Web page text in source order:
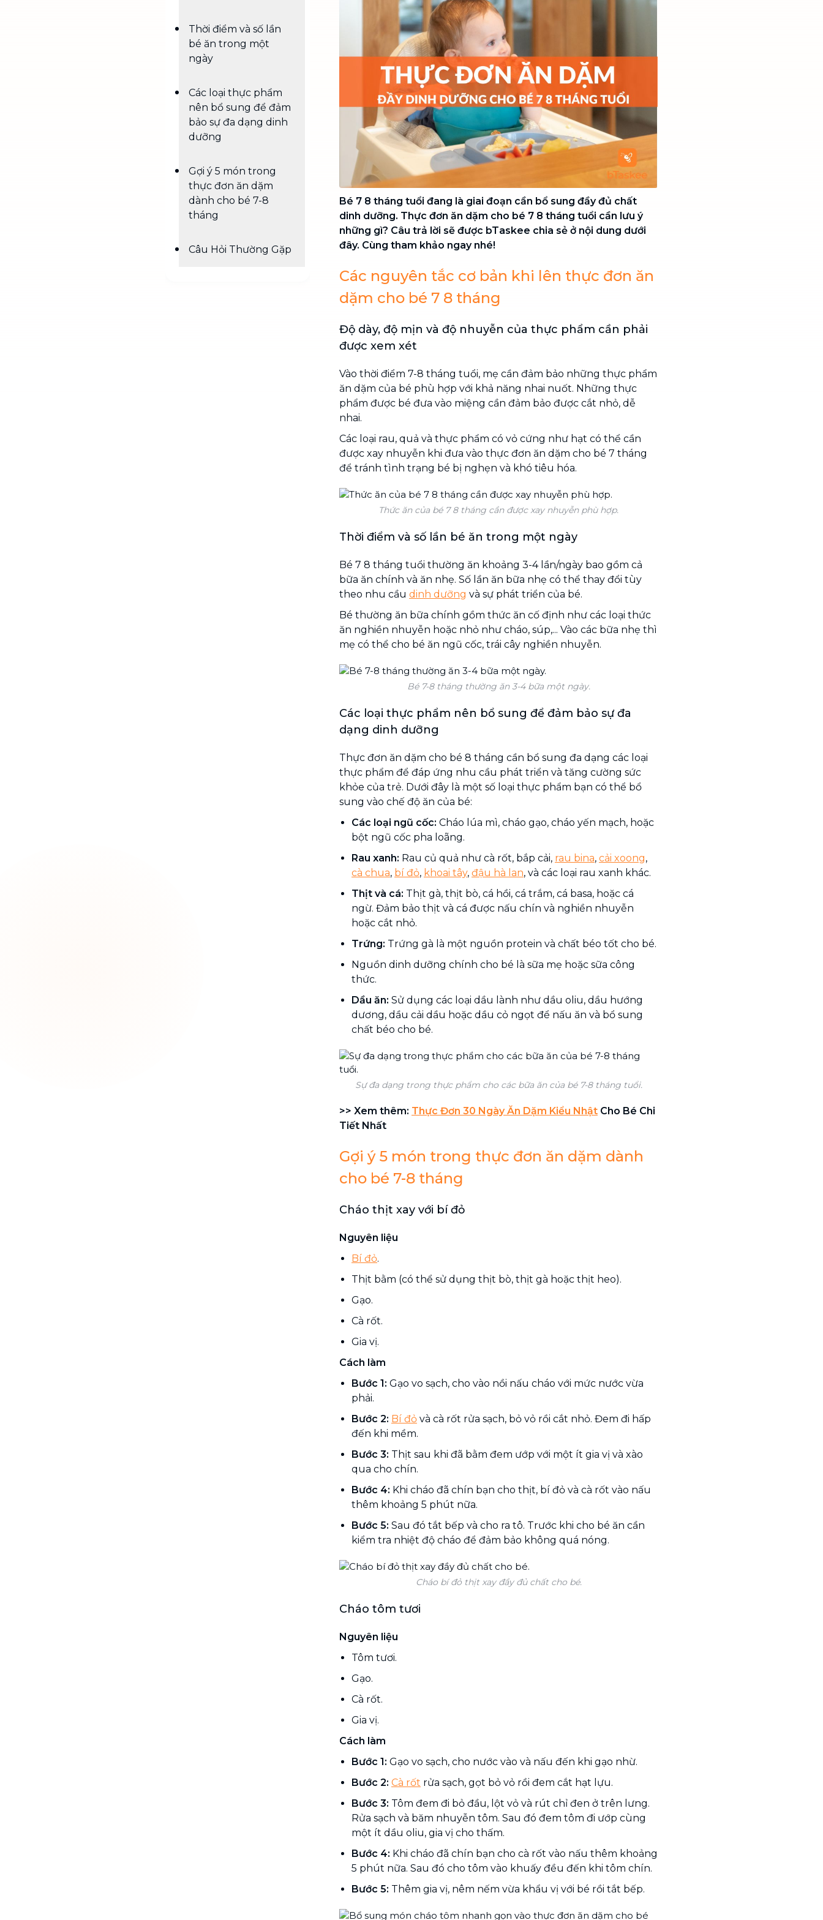
Chuyển nhà trọn gói, không lo dọn
dẹp nơi đi nơi đến
Vệ sinh công nghiệp NEW
Vệ sinh chuyên nghiệp cho văn
phòng, nhà xưởng, công trình lớn
Thời điểm và số lần
bé ăn trong một
ngày
Các loại thực phẩm
nên bổ sung để đảm
bảo sự đa dạng dinh
dưỡng
Gợi ý 5 món trong
thực đơn ăn dặm
dành cho bé 7-8
tháng
Câu Hỏi Thường Gặp
Bé 7 8 tháng tuổi đang là giai đoạn cần bổ sung đầy đủ chất
dinh dưỡng. Thực đơn ăn dặm cho bé 7 8 tháng tuổi cần lưu ý
những gì? Câu trả lời sẽ được bTaskee chia sẻ ở nội dung dưới
đây. Cùng tham khảo ngay nhé!
Các nguyên tắc cơ bản khi lên thực đơn ăn
dặm cho bé 7 8 tháng
Độ dày, độ mịn và độ nhuyễn của thực phẩm cần phải
được xem xét
Vào thời điểm 7-8 tháng tuổi, mẹ cần đảm bảo những thực phẩm
ăn dặm của bé phù hợp với khả năng nhai nuốt. Những thực
phẩm được bé đưa vào miệng cần đảm bảo được cắt nhỏ, dễ
nhai.
Các loại rau, quả và thực phẩm có vỏ cứng như hạt có thể cần
được xay nhuyễn khi đưa vào thực đơn ăn dặm cho bé 7 tháng
để tránh tình trạng bé bị nghẹn và khó tiêu hóa.
Thức ăn của bé 7 8 tháng cần được xay nhuyễn phù hợp.
Thời điểm và số lần bé ăn trong một ngày
Bé 7 8 tháng tuổi thường ăn khoảng 3-4 lần/ngày bao gồm cả
bữa ăn chính và ăn nhẹ. Số lần ăn bữa nhẹ có thể thay đổi tùy
theo nhu cầu dinh dưỡng và sự phát triển của bé.
Bé thường ăn bữa chính gồm thức ăn cố định như các loại thức
ăn nghiền nhuyễn hoặc nhỏ như cháo, súp,... Vào các bữa nhẹ thì
mẹ có thể cho bé ăn ngũ cốc, trái cây nghiền nhuyễn.
Bé 7-8 tháng thường ăn 3-4 bữa một ngày.
Các loại thực phẩm nên bổ sung để đảm bảo sự đa
dạng dinh dưỡng
Thực đơn ăn dặm cho bé 8 tháng cần bổ sung đa dạng các loại
thực phẩm để đáp ứng nhu cầu phát triển và tăng cường sức
khỏe của trẻ. Dưới đây là một số loại thực phẩm bạn có thể bổ
sung vào chế độ ăn của bé:
Các loại ngũ cốc: Cháo lúa mì, cháo gạo, cháo yến mạch, hoặc
bột ngũ cốc pha loãng.
Rau xanh: Rau củ quả như cà rốt, bắp cải, rau bina, cải xoong,
cà chua, bí đỏ, khoai tây, đậu hà lan, và các loại rau xanh khác.
Thịt và cá: Thịt gà, thịt bò, cá hồi, cá trắm, cá basa, hoặc cá
ngừ. Đảm bảo thịt và cá được nấu chín và nghiền nhuyễn
hoặc cắt nhỏ.
Trứng: Trứng gà là một nguồn protein và chất béo tốt cho bé.
Nguồn dinh dưỡng chính cho bé là sữa mẹ hoặc sữa công
thức.
Dầu ăn: Sử dụng các loại dầu lành như dầu oliu, dầu hướng
dương, dầu cải dầu hoặc dầu cỏ ngọt để nấu ăn và bổ sung
chất béo cho bé.
Sự đa dạng trong thực phẩm cho các bữa ăn của bé 7-8 tháng tuổi.
>> Xem thêm: Thực Đơn 30 Ngày Ăn Dặm Kiểu Nhật Cho Bé Chi
Tiết Nhất
Gợi ý 5 món trong thực đơn ăn dặm dành
cho bé 7-8 tháng
Cháo thịt xay với bí đỏ
Nguyên liệu
Bí đỏ.
Thịt bằm (có thể sử dụng thịt bò, thịt gà hoặc thịt heo).
Gạo.
Cà rốt.
Gia vị.
Cách làm
Bước 1: Gạo vo sạch, cho vào nồi nấu cháo với mức nước vừa
phải.
Bước 2: Bí đỏ và cà rốt rửa sạch, bỏ vỏ rồi cắt nhỏ. Đem đi hấp
đến khi mềm.
Bước 3: Thịt sau khi đã bằm đem ướp với một ít gia vị và xào
qua cho chín.
Bước 4: Khi cháo đã chín bạn cho thịt, bí đỏ và cà rốt vào nấu
thêm khoảng 5 phút nữa.
Bước 5: Sau đó tắt bếp và cho ra tô. Trước khi cho bé ăn cần
kiểm tra nhiệt độ cháo để đảm bảo không quá nóng.
Cháo bí đỏ thịt xay đầy đủ chất cho bé.
Cháo tôm tươi
Nguyên liệu
Tôm tươi.
Gạo.
Cà rốt.
Gia vị.
Cách làm
Bước 1: Gạo vo sạch, cho nước vào và nấu đến khi gạo nhừ.
Bước 2: Cà rốt rửa sạch, gọt bỏ vỏ rồi đem cắt hạt lựu.
Bước 3: Tôm đem đi bỏ đầu, lột vỏ và rút chỉ đen ở trên lưng.
Rửa sạch và băm nhuyễn tôm. Sau đó đem tôm đi ướp cùng
một ít dầu oliu, gia vị cho thấm.
Bước 4: Khi cháo đã chín bạn cho cà rốt vào nấu thêm khoảng
5 phút nữa. Sau đó cho tôm vào khuấy đều đến khi tôm chín.
Bước 5: Thêm gia vị, nêm nếm vừa khẩu vị với bé rồi tắt bếp.